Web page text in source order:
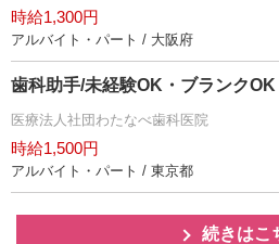
時給1,300円
アルバイト・パート / 大阪府
歯科助手/未経験OK・ブランクOK
医療法人社団わたなべ歯科医院
時給1,500円
アルバイト・パート / 東京都
続きはこ